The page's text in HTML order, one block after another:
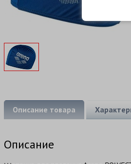
Описание товара
Описание